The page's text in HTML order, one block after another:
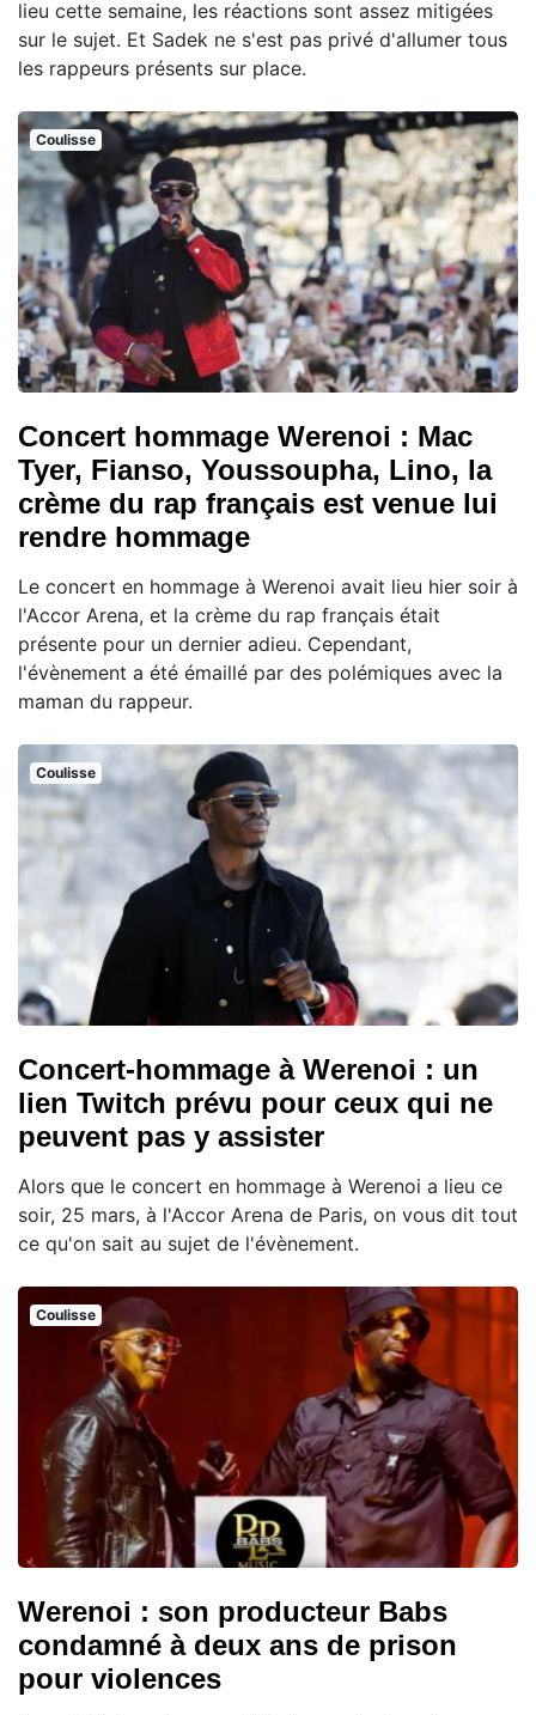
lieu cette semaine, les réactions sont assez mitigées
sur le sujet. Et Sadek ne s'est pas privé d'allumer tous
les rappeurs présents sur place.
Coulisse
Concert hommage Werenoi : Mac
Tyer, Fianso, Youssoupha, Lino, la
crème du rap français est venue lui
rendre hommage
Le concert en hommage à Werenoi avait lieu hier soir à
l'Accor Arena, et la crème du rap français était
présente pour un dernier adieu. Cependant,
l'évènement a été émaillé par des polémiques avec la
maman du rappeur.
Coulisse
Concert-hommage à Werenoi : un
lien Twitch prévu pour ceux qui ne
peuvent pas y assister
Alors que le concert en hommage à Werenoi a lieu ce
soir, 25 mars, à l'Accor Arena de Paris, on vous dit tout
ce qu'on sait au sujet de l'évènement.
Coulisse
Werenoi : son producteur Babs
condamné à deux ans de prison
pour violences